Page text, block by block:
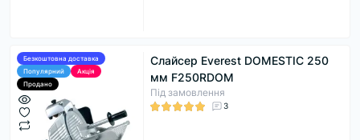
Безкоштовна доставка
Популярний
Акція
Продано
Слайсер Everest DOMESTIC 250
мм F250RDOM
Під замовлення
3